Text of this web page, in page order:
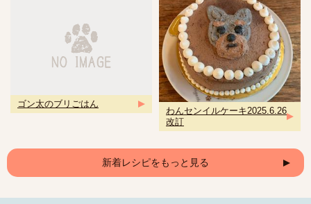
ゴン太のブリごはん
わんセンイルケーキ2025.6.26
改訂
新着レシピをもっと見る